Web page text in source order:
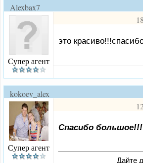
Alexbax7
Супер агент
это
kokoev_alex
Супер агент
Спасибо большое!!!
Дайте